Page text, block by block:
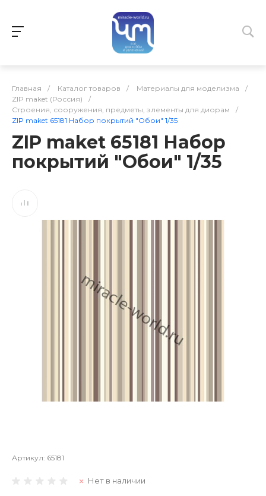
Главная / Каталог товаров / Материалы для моделизма
/
ZIP maket (Россия)
/
Строения, сооружения, предметы, элементы для диорам
/
ZIP maket 65181 Набор покрытий "Обои" 1/35
ZIP maket 65181 Набор
покрытий "Обои" 1/35
Артикул: 65181
Нет в наличии